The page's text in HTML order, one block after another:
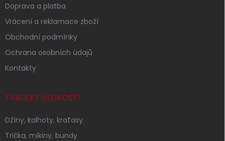
Doprava a platba
Vrácení a reklamace zboží
Obchodní podmínky
Ochrana osobních údajů
Kontakty
TABULKY VELIKOSTÍ
Džíny, kalhoty, kraťasy
Trička, mikiny, bundy